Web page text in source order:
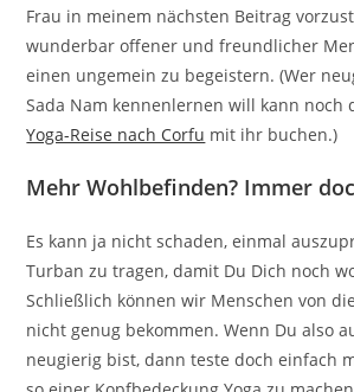
Frau in meinem nächsten Beitrag
wunderbar offener und freundlicher
einen ungemein zu begeistern. (Wer
Sada Nam kennenlernen will kann noch
Yoga-Reise nach Corfu mit ihr buchen.)
Mehr Wohlbefinden? Immer
Es kann ja nicht schaden, einmal
Turban zu tragen, damit Du Dich noch
Schließlich können wir Menschen von
nicht genug bekommen. Wenn Du also
neugierig bist, dann teste doch einfach